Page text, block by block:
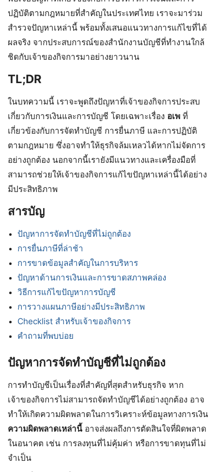
ปฏิบัติตามกฎหมายที่สำคัญในประเทศไทย เราจะมาร่วม
สำรวจปัญหาเหล่านี้ พร้อมทั้งเสนอแนวทางการแก้ไขที่ได้
ผลจริง จากประสบการณ์ของสำนักงานบัญชีที่ทำงานใกล้
ชิดกับเจ้าของกิจการมาอย่างยาวนาน
TL;DR
ในบทความนี้ เราจะพูดถึงปัญหาที่เจ้าของกิจการประสบ
เกี่ยวกับการเงินและการบัญชี โดยเฉพาะเรื่อง อเพ ที่
เกี่ยวข้องกับการจัดทำบัญชี การยื่นภาษี และการปฏิบัติ
ตามกฎหมาย ซึ่งอาจทำให้ธุรกิจล้มเหลวได้หากไม่จัดการ
อย่างถูกต้อง นอกจากนี้เรายังมีแนวทางและเครื่องมือที่
สามารถช่วยให้เจ้าของกิจการแก้ไขปัญหาเหล่านี้ได้อย่าง
มีประสิทธิภาพ
สารบัญ
ปัญหาการจัดทำบัญชีที่ไม่ถูกต้อง
การยื่นภาษีที่ล่าช้า
การขาดข้อมูลสำคัญในการบริหาร
ปัญหาด้านการเงินและการขาดสภาพคล่อง
วิธีการแก้ไขปัญหาการบัญชี
การวางแผนภาษีอย่างมีประสิทธิภาพ
Checklist สำหรับเจ้าของกิจการ
คำถามที่พบบ่อย
ปัญหาการจัดทำบัญชีที่ไม่ถูกต้อง
การทำบัญชีเป็นเรื่องที่สำคัญที่สุดสำหรับธุรกิจ หาก
เจ้าของกิจการไม่สามารถจัดทำบัญชีได้อย่างถูกต้อง อาจ
ทำให้เกิดความผิดพลาดในการวิเคราะห์ข้อมูลทางการเงิน
ความผิดพลาดเหล่านี้ อาจส่งผลถึงการตัดสินใจที่ผิดพลาด
ในอนาคต เช่น การลงทุนที่ไม่คุ้มค่า หรือการขาดทุนที่ไม่
จำเป็น